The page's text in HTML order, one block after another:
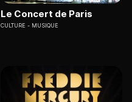
Le Concert de Paris
CULTURE MUSIQUE